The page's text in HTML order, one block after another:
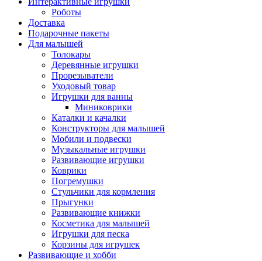
Роботы
Доставка
Подарочные пакеты
Для малышей
Толокары
Деревянные игрушки
Прорезыватели
Уходовый товар
Игрушки для ванны
Миниковрики
Каталки и качалки
Конструкторы для малышей
Мобили и подвески
Музыкальные игрушки
Развивающие игрушки
Коврики
Погремушки
Стульчики для кормления
Прыгунки
Развивающие книжки
Косметика для малышей
Игрушки для песка
Корзины для игрушек
Развивающие и хобби